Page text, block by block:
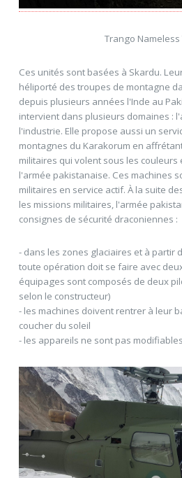
Trango Nameless
Ces unités sont basées à Skardu.
héliporté des troupes de montagne
depuis plusieurs années l'Inde au
intervient dans plusieurs domaines :
l'industrie. Elle propose aussi un
montagnes du Karakorum en
militaires qui volent sous les couleurs
l'armée pakistanaise. Ces machines
militaires en service actif. À la suite
les missions militaires, l'armée
consignes de sécurité draconiennes :
- dans les zones glaciaires et à partir
toute opération doit se faire avec
équipages sont composés de deux
selon le constructeur)
- les machines doivent rentrer à leur
coucher du soleil
- les appareils ne sont pas modifiables